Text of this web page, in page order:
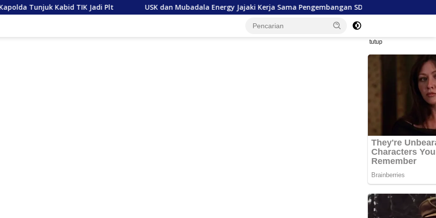
Jadi Plt USK dan Mubadala Energy Jajaki Kerja Sama Pengembangan SDM hingga Dukungan Asrama Mahasiswa
tutup